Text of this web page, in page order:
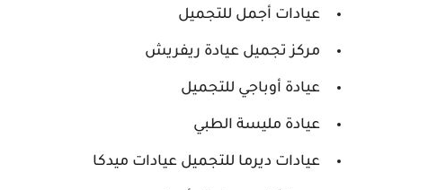
عيادات أجمل للتجميل
مركز تجميل عيادة ريفريش
عيادة أوباجي للتجميل
عيادة مليسة الطبي
عيادات ديرما للتجميل عيادات ميدكا